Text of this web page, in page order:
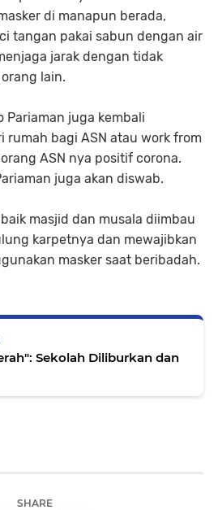
di manapun berada,
tangan pakai sabun dengan air
jarak dengan tidak
lain.
Pariaman juga kembali
rumah bagi ASN atau work from
ASN nya positif corona.
juga akan diswab.
masjid dan musala diimbau
karpetnya dan mewajibkan
masker saat beribadah.
Sekolah Diliburkan dan
SHARE